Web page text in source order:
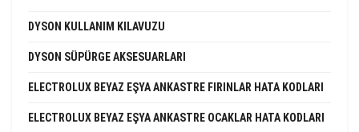
DYSON KULLANIM KILAVUZU
DYSON SÜPÜRGE AKSESUARLARI
ELECTROLUX BEYAZ EŞYA ANKASTRE FIRINLAR HATA KODLARI
ELECTROLUX BEYAZ EŞYA ANKASTRE OCAKLAR HATA KODLARI